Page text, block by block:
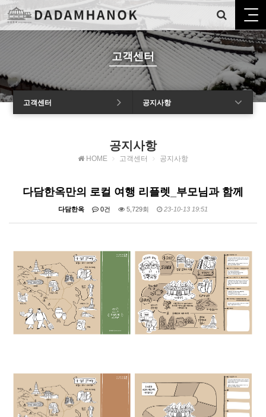
고객센터
고객센터 공지사항
공지사항
HOME 고객센터 공지사항
다담한옥만의 로컬 여행 리플렛_부모님과 함께
다담한옥 0건 5,729회 23-10-13 19:51